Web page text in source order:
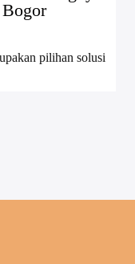
pilihan solusi